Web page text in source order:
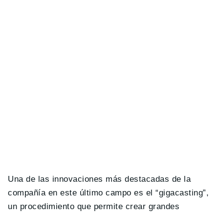
Una de las innovaciones más destacadas de la
compañía en este último campo es el “gigacasting”,
un procedimiento que permite crear grandes